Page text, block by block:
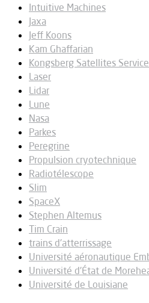
Intuitive Machines
Jaxa
Jeff Koons
Kam Ghaffarian
Kongsberg Satellites
Laser
Lidar
Lune
Nasa
Parkes
Peregrine
Propulsion cryotechnique
Radiotélescope
Slim
SpaceX
Stephen Altemus
Tim Crain
trains d'atterrissage
Université aéronautique
Université d'État de
Université de Louisiane